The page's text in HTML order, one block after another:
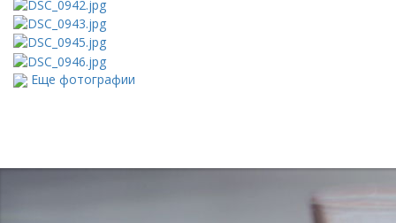
Еще фотографии